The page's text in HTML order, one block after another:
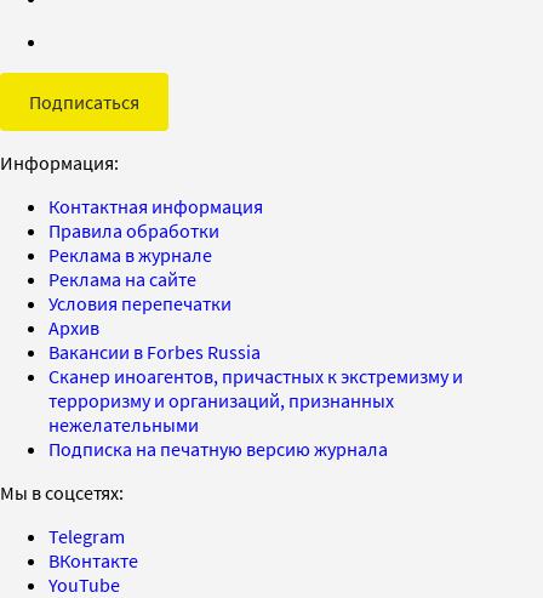
Подписаться
Информация:
Контактная информация
Правила обработки
Реклама в журнале
Реклама на сайте
Условия перепечатки
Архив
Вакансии в Forbes Russia
Сканер иноагентов, причастных к экстремизму и
терроризму и организаций, признанных
нежелательными
Подписка на печатную версию журнала
Мы в соцсетях:
Telegram
ВКонтакте
YouTube